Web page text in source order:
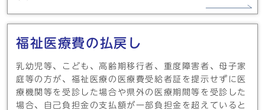
福祉医療費の払戻し
乳幼児等、こども、高齢期移行者、重度障害者、母子家
庭等の方が、福祉医療の医療費受給者証を提示せずに医
療機関等を受診した場合や県外の医療期間等を受診した
場合、自己負担金の支払額が一部負担金を超えていると